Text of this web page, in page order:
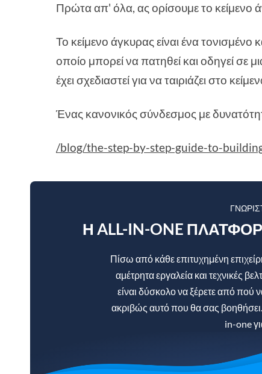
Πρώτα απ' όλα, ας ορίσουμε το κείμενο
Το κείμενο άγκυρας είναι ένα
οποίο μπορεί να πατηθεί και οδηγεί σε
έχει σχεδιαστεί για να ταιριάζει στο
Ένας κανονικός σύνδεσμος με
/blog/the-step-by-step-guide-to-
Η ALL-IN-ONE
Πίσω από κάθε επιτυχημένη
αμέτρητα εργαλεία και τεχνικές
είναι δύσκολο να ξέρετε από πού
ακριβώς αυτό που θα σας
in-one